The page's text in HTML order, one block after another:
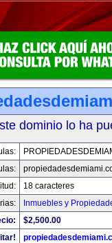
dominio lo ha
18 caracteres
Inmuebles y
$2,500.00